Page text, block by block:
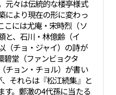
元々は伝統的な楼亭様式
により現在の形に変わっ
こには尤庵・宋時烈（ソ
と、石川・林億齢（イ
（チョ・ジャイ）の詩が
碧堂（ファンビョクタ
チョン・チョル）が書い
それらは『松江続集』と
す。鄭澈の4代孫に当たる